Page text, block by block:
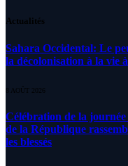
Actualités
Sahara Occidental: Le
la décolonisation à la vie
8 AOÛT 2026
Célébration de la
de la République
les blessés